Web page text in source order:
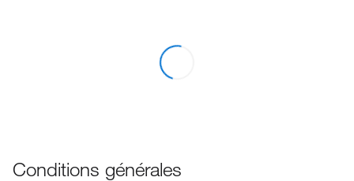
Conditions générales